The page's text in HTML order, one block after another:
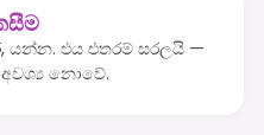
යන්න. එය එතරම් සරලයි —
අවශ්‍ය නොවේ.